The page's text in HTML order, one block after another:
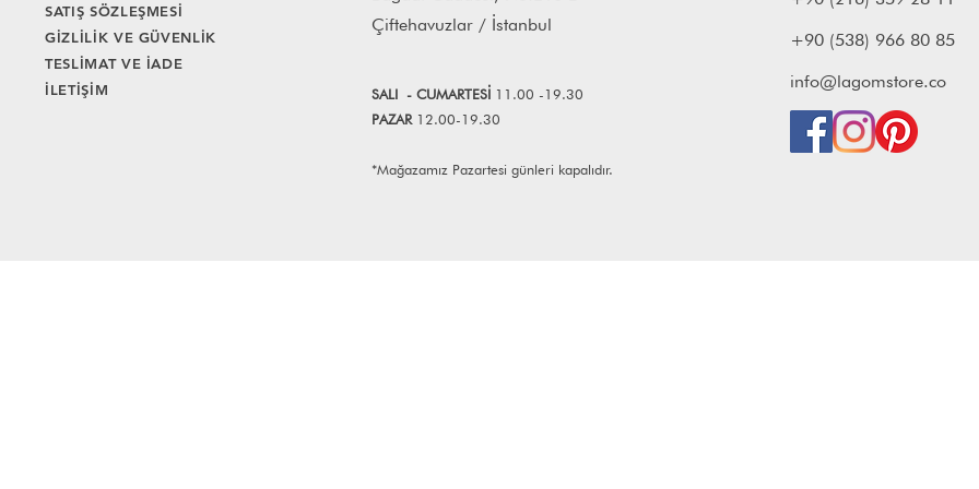
SATIŞ SÖZLEŞMESİ
GİZLİLİK VE GÜVENLİK
TESLİMAT VE İADE
İLETİŞİM
Çiftehavuzlar / İstanbul
SALI - CUMARTESİ 11.00 -19.30
PAZAR 12.00-19.30
*Mağazamız Pazartesi günleri kapalıdır.
+90 (538) 966 80 85
info@lagomstore.co